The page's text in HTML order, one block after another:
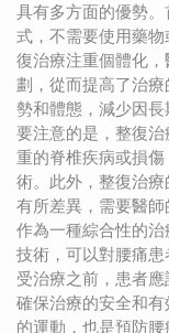
具有多方面的優勢
式，不需要使用藥
復治療注重個體化
劃，從而提高了治
勢和體態，減少因
要注意的是，整復
重的脊椎疾病或損
術。此外，整復治
有所差異，需要醫
作為一種綜合性的
技術，可以對腰痛
受治療之前，患者
確保治療的安全和
的運動，也是預防腰